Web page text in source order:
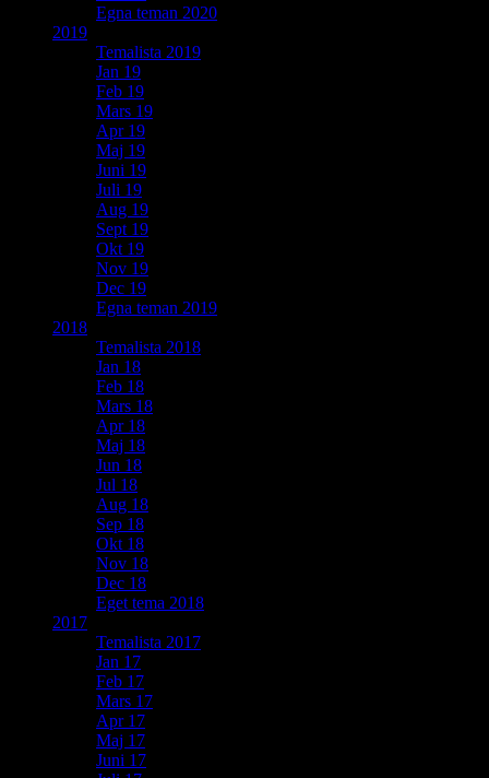
Egna teman 2020
2019
Temalista 2019
Jan 19
Feb 19
Mars 19
Apr 19
Maj 19
Juni 19
Juli 19
Aug 19
Sept 19
Okt 19
Nov 19
Dec 19
Egna teman 2019
2018
Temalista 2018
Jan 18
Feb 18
Mars 18
Apr 18
Maj 18
Jun 18
Jul 18
Aug 18
Sep 18
Okt 18
Nov 18
Dec 18
Eget tema 2018
2017
Temalista 2017
Jan 17
Feb 17
Mars 17
Apr 17
Maj 17
Juni 17